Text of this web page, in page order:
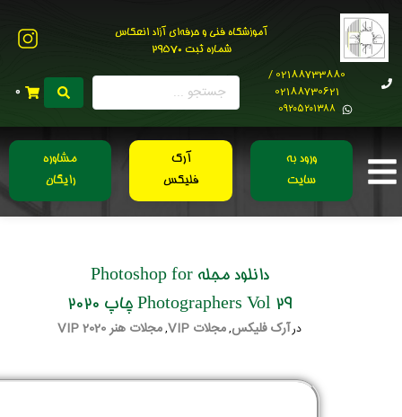
آموزشگاه فنی و حرفه‌ای آزاد انعکاس
شماره ثبت 29570
02188733880 /
02188730621
0۹۲۰۵۲۰۱۳۸۸
0
ورود به
سایت
آرک
فلیکس
مشاوره
رایگان
دانلود مجله Photoshop for
Photographers Vol 29 چاپ 2020
درآرک فلیکس,مجلات VIP ,مجلات هنر 2020 VIP